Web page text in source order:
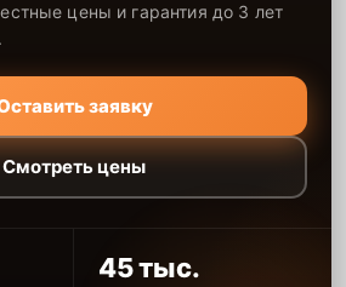
цены и гарантия до 3 лет
заявку
Смотреть цены
45 тыс.